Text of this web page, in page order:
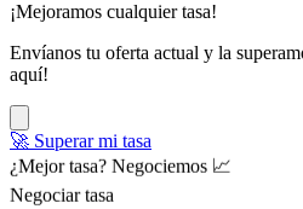
¡Mejoramos cualquier tasa!
Envíanos tu oferta actual y la
aquí!
🚀 Superar mi tasa
¿Mejor tasa? Negociemos 📈
Negociar tasa